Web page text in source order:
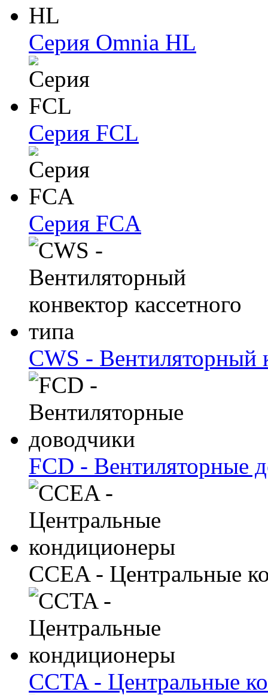
Серия Omnia HL
Серия FCL
Серия FCA
CWS - Вентиляторный
FCD - Вентиляторные
CCEA - Центральные
CCTA - Центральные